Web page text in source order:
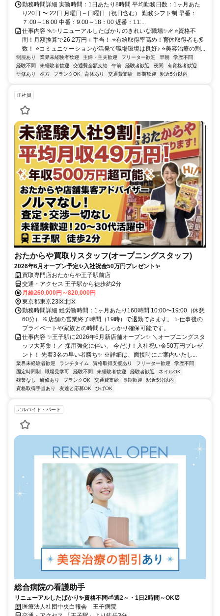
勤務時間詳細 実働時間：1日あたり8時間 平均勤務日数：1ヶ月あた
り20日 〜 22日 月曜日～日曜日（祝日含む） 勤務シフト制 早番：
７:00～16:00 中番：9:00～18：00 遅番：11:...
仕事内容 ⳹✨リニューアルしたばかりのきれいな職場✨⳼ ⭐資格不
問！月額換算で26.2万円＋手当！ ⭐有給取得率高め！育休取得者も多
数！ ⭐コミュニケーションが活発で職場環境は良好♪ ⭐美容治療の割...
制服あり 業界未経験者歓迎 主婦・主夫歓迎 フリーター歓迎 早朝
学歴不問
経験不問
未経験者歓迎 交通費全額支給 午前 経験者歓迎 夜間
有資格者歓迎
研修あり
夕方 ブランクOK 育休あり 交通費支給 長期歓迎 駅近5分以内
正社員
おたからや買取りスタッフ(オープニングスタッフ)
2026年6月オープン予定✨入社祝金50万円プレゼント✨
買取専門店おたからや王子駅前店
交通・アクセス 王子駅から徒歩約2分
月給260,000円～820,000円
東京都東京23区北区
勤務時間詳細 総労働時間：1ヶ月あたり160時間 10:00〜19:00（休憩
60分） ※店舗の営業終了時間（19時）で退勤できます。 ✨仕事後の
プライベートや家族との時間もしっかり確保可能です。
仕事内容 ✨王子駅に2026年6月新店舗オープン✨ ＼オープニングスタ
ッフ大募集！／ 採用強化に伴い、 今だけ！入社祝い金50万円プレゼ
ント！ 先着3名の早い者勝ち✨ ※詳細は、面接時にご案内いたし...
業界未経験者歓迎 ランチタイム 資格取得支援あり フリーター歓迎
学歴不問
固定時間制
職場見学可 経験不問 未経験者歓迎 経験者歓迎
ネイルOK
残業なし
研修あり ブランクOK 交通費支給 長期歓迎
駅近5分以内
資格取得手当あり
友達と応募OK ひげOK
アルバイト・パート
総合病院の看護助手
リニューアルしたばかり✨資格不問⛅週2～・1日2時間～OK⏰
医療法人社団中央白報会 王子病院